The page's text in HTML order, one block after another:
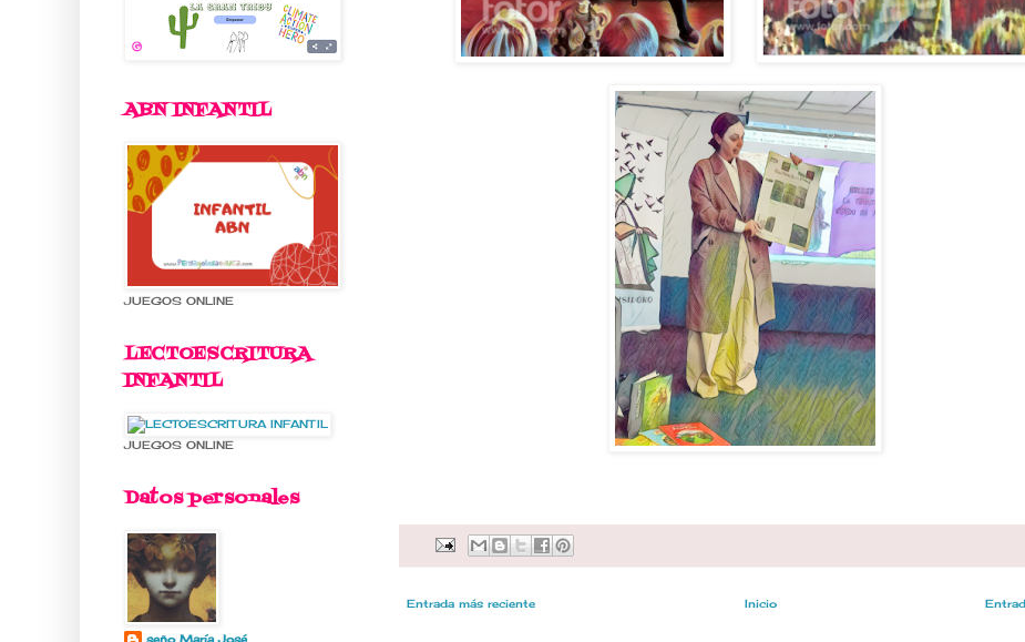
Entrada más reciente Inicio
ABN INFANTIL
JUEGOS ONLINE
LECTOESCRITURA
INFANTIL
JUEGOS ONLINE
Datos personales
seño María José